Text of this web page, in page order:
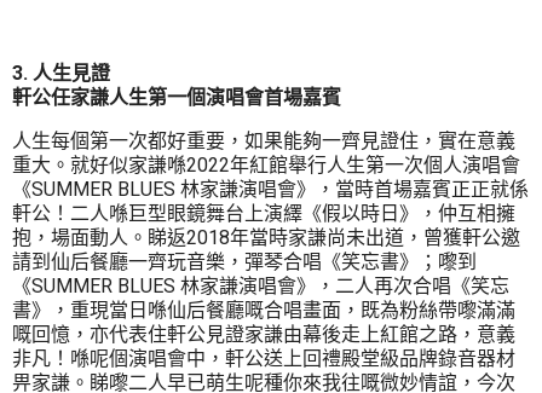
3. 人生見證
軒公任家謙人生第一個演唱會首場嘉賓
人生每個第一次都好重要，如果能夠一齊見證住，實在意義
重大。就好似家謙喺2022年紅館舉行人生第一次個人演唱會
《SUMMER BLUES 林家謙演唱會》，當時首場嘉賓正正就係
軒公！二人喺巨型眼鏡舞台上演繹《假以時日》，仲互相擁
抱，場面動人。睇返2018年當時家謙尚未出道，曾獲軒公邀
請到仙后餐廳一齊玩音樂，彈琴合唱《笑忘書》；嚟到
《SUMMER BLUES 林家謙演唱會》，二人再次合唱《笑忘
書》，重現當日喺仙后餐廳嘅合唱畫面，既為粉絲帶嚟滿滿
嘅回憶，亦代表住軒公見證家謙由幕後走上紅館之路，意義
非凡！喺呢個演唱會中，軒公送上回禮殿堂級品牌錄音器材
畀家謙。睇嚟二人早已萌生呢種你來我往嘅微妙情誼，今次